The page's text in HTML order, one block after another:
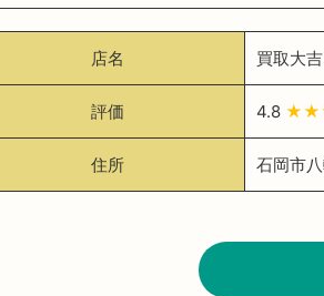
店名 買取大
評価 4.8
住所 石岡市